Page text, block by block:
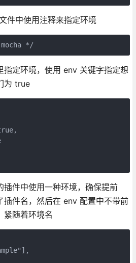
中使用注释来指定环境
*/
定环境，使用 env 关键字指定想
为 true
件中使用一种环境，确保提前
件名，然后在 env 配置中不带前
紧随着环境名